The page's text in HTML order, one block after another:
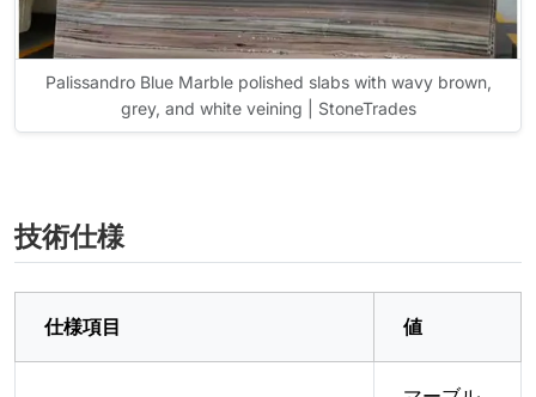
Palissandro Blue Marble polished slabs with wavy brown,
grey, and white veining | StoneTrades
技術仕様
仕様項目 値